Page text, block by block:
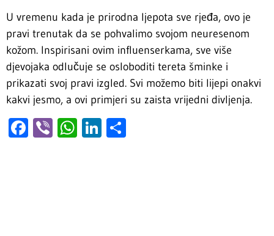
U vremenu kada je prirodna ljepota sve rjeđa, ovo je
pravi trenutak da se pohvalimo svojom neuresenom
kožom. Inspirisani ovim influenserkama, sve više
djevojaka odlučuje se osloboditi tereta šminke i
prikazati svoj pravi izgled. Svi možemo biti lijepi onakvi
kakvi jesmo, a ovi primjeri su zaista vrijedni divljenja.
Facebook
ViberWhatsApp
LinkedIn